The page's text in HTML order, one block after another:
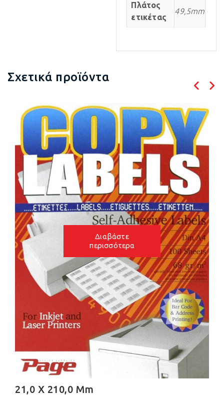
Πλάτος
ετικέτας
49,5mm
Σχετικά προϊόντα
Διαβάστε
περισσότερα
16,9 X 48,3 Mm